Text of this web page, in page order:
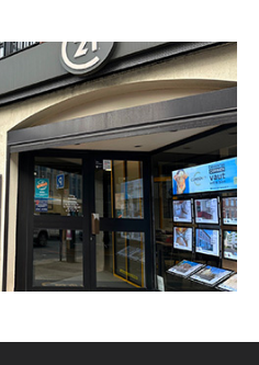
Delahaye
Raspail
- 02100
un message
à l'agence